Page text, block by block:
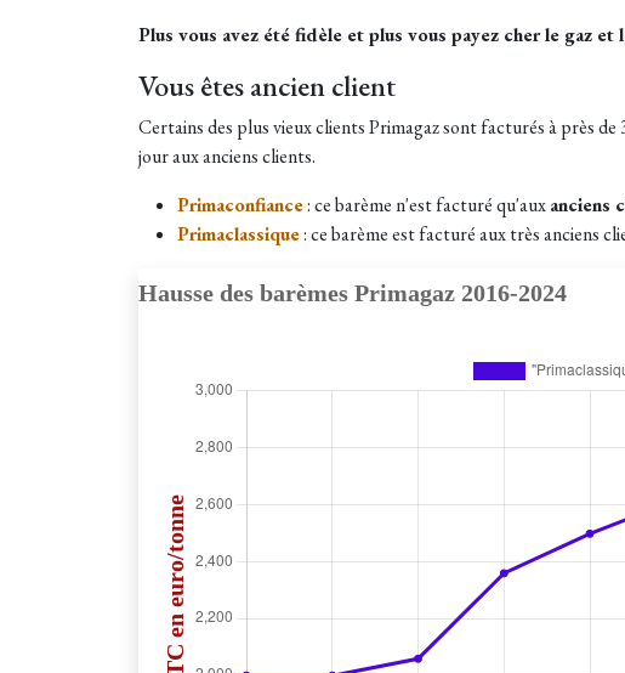
Plus vous avez été fidèle et plus vous payez cher le gaz
Vous êtes ancien client
Certains des plus vieux clients Primagaz sont facturés à près de
jour aux anciens clients.
Primaconfiance: ce barème n'est facturé qu'auxanciens
Primaclassique: ce barème est facturé aux très anciens